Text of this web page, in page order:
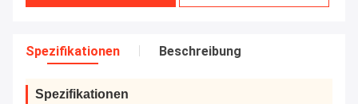
Spezifikationen Beschreibung
Spezifikationen